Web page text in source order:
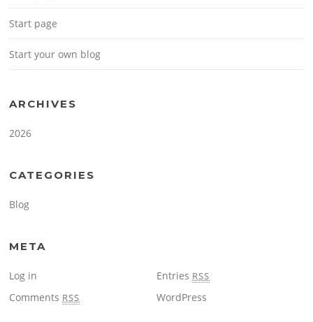
Start page
Start your own blog
ARCHIVES
2026
CATEGORIES
Blog
META
Log in Entries RSS
Comments RSS WordPress